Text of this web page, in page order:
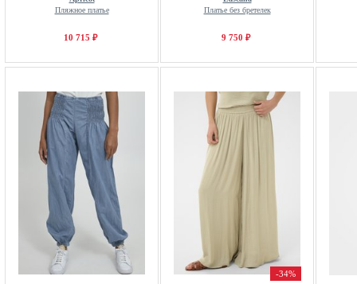
Пляжное платье
10 715 ₽
Платье без бретелек
9 750 ₽
-34%